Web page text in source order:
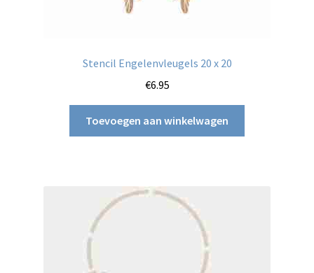
Stencil Engelenvleugels 20 x 20
€6.95
Toevoegen aan winkelwagen